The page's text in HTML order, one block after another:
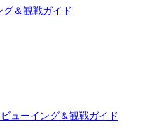
＆観戦ガイド
ューイング＆観戦ガイド